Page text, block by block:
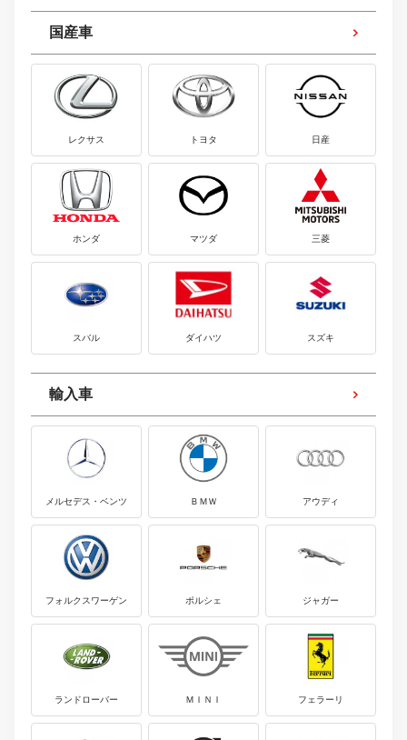
国産車
レクサス トヨタ 日産
ホンダ マツダ 三菱
スバル ダイハツ スズキ
輸入車
メルセデス・ベンツ ＢＭＷ アウディ
フォルクスワーゲン ポルシェ ジャガー
ランドローバー ＭＩＮＩ フェラーリ